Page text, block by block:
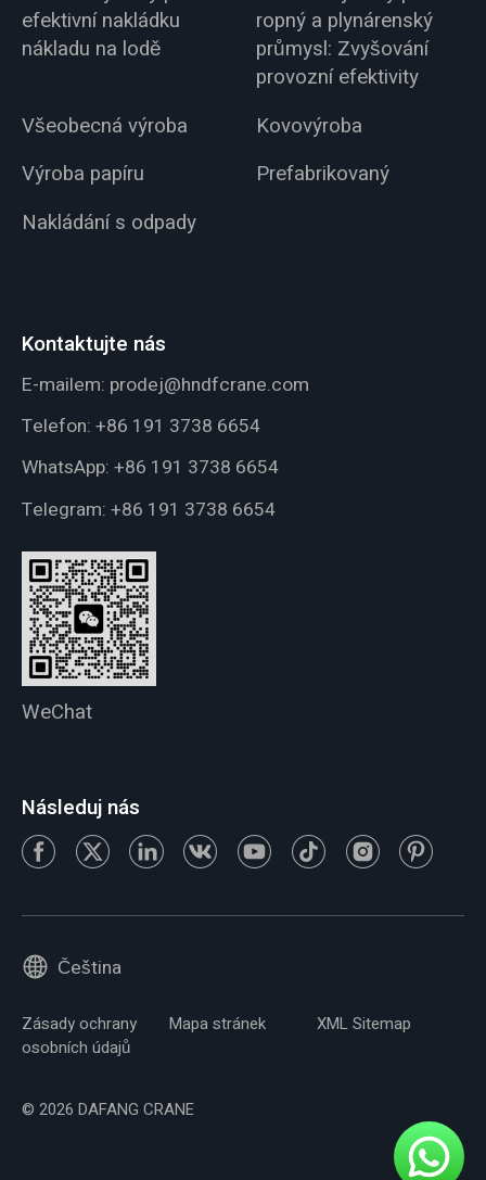
efektivní nakládku
nákladu na lodě
ropný a plynárenský
průmysl: Zvyšování
provozní efektivity
Všeobecná výroba
Kovovýroba
Výroba papíru
Prefabrikovaný
Nakládání s odpady
Kontaktujte nás
E-mailem: prodej@hndfcrane.com
Telefon: +86 191 3738 6654
WhatsApp: +86 191 3738 6654
Telegram: +86 191 3738 6654
WeChat
Následuj nás
Čeština
Zásady ochrany
osobních údajů
Mapa stránek XML Sitemap
© 2026 DAFANG CRANE